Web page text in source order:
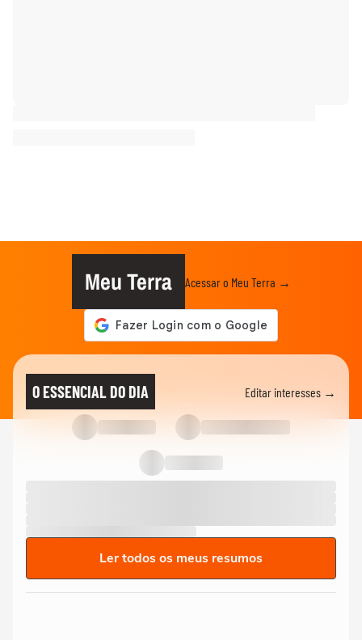
Meu Terra Acessar o Meu Terra →
O ESSENCIAL DO DIA Editar interesses →
Ler todos os meus resumos